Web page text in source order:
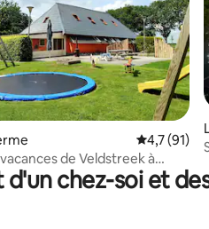
la base de 94 commentaires :
Évaluation
4,7 (91)
de Veldstreek à
GR
chez-soi et